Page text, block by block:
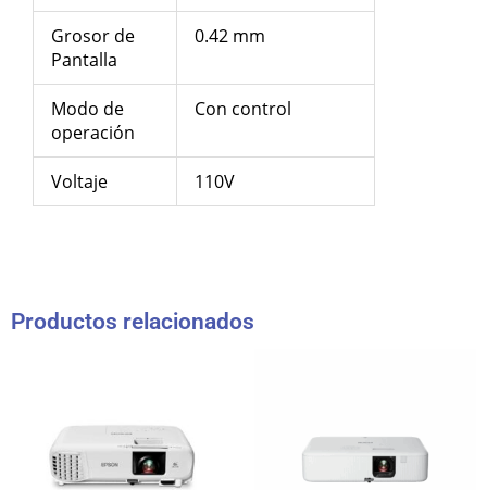
Grosor de
Pantalla
0.42 mm
Modo de
operación
Con control
Voltaje 110V
Productos relacionados